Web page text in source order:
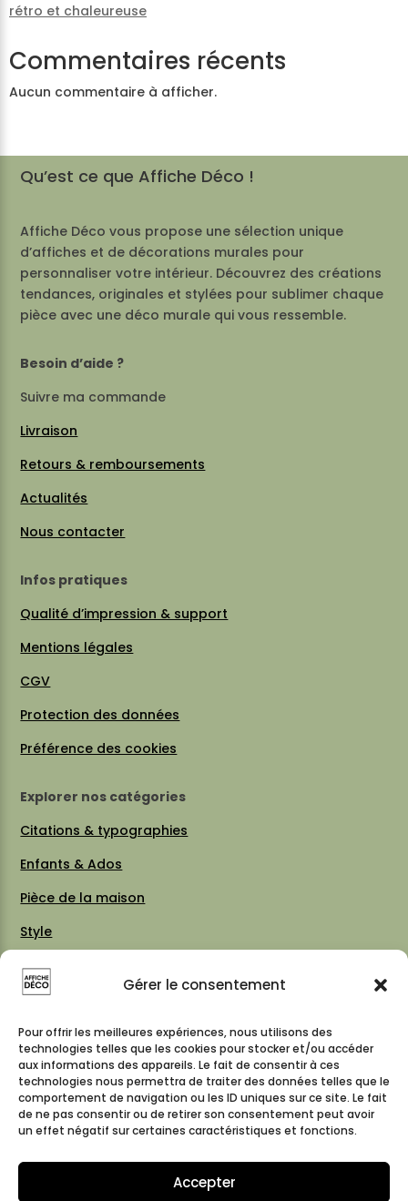
Gérer le consentement
Pour offrir les meilleures expériences, nous utilisons des
technologies telles que les cookies pour stocker et/ou accéder
aux informations des appareils. Le fait de consentir à ces
technologies nous permettra de traiter des données telles que le
comportement de navigation ou les ID uniques sur ce site. Le fait
de ne pas consentir ou de retirer son consentement peut avoir
un effet négatif sur certaines caractéristiques et fonctions.
Accepter
rétro et chaleureuse
Commentaires récents
Aucun commentaire à afficher.
Qu’est ce que Affiche Déco !
Affiche Déco vous propose une sélection unique
d’affiches et de décorations murales pour
personnaliser votre intérieur. Découvrez des créations
tendances, originales et stylées pour sublimer chaque
pièce avec une déco murale qui vous ressemble.
Besoin d’aide ?
Suivre ma commande
Livraison
Retours & remboursements
Actualités
Nous contacter
Infos pratiques
Qualité d’impression & support
Mentions légales
CGV
Protection des données
Préférence des cookies
Explorer nos catégories
Citations & typographies
Enfants & Ados
Pièce de la maison
Style
Thèmes
Vintage 70 / 80
Cartes & plans de villes
Suivez-nous